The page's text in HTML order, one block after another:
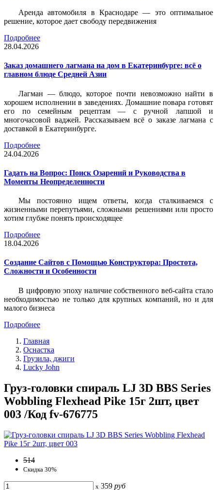
Аренда автомобиля в Краснодаре — это оптимальное
решение, которое дает свободу передвижения
Подробнее
28.04.2026
Заказ домашнего лагмана на дом в Екатеринбурге: всё о
главном блюде Средней Азии
Лагман — блюдо, которое почти невозможно найти в
хорошем исполнении в заведениях. Домашние повара готовят
его по семейным рецептам — с ручной лапшой и
многочасовой ваджей. Рассказываем всё о заказе лагмана с
доставкой в Екатеринбурге.
Подробнее
24.04.2026
Гадать на Вопрос: Поиск Озарений и Руководства в
Моменты Неопределенности
Мы постоянно ищем ответы, когда сталкиваемся с
жизненными перепутьями, сложными решениями или просто
хотим глубже понять происходящее
Подробнее
18.04.2026
Создание Сайтов с Помощью Конструктора: Простота,
Сложности и Особенности
В цифровую эпоху наличие собственного веб-сайта стало
необходимостью не только для крупных компаний, но и для
малого бизнеса
Подробнее
Главная
Оснастка
Грузила, джиги
Lucky John
Груз-головки спираль LJ 3D BBS Series
Wobbling Flexhead Pike 15г 2шт, цвет
003 /Код fv-676775
514
Скидка 30%
x 359 руб